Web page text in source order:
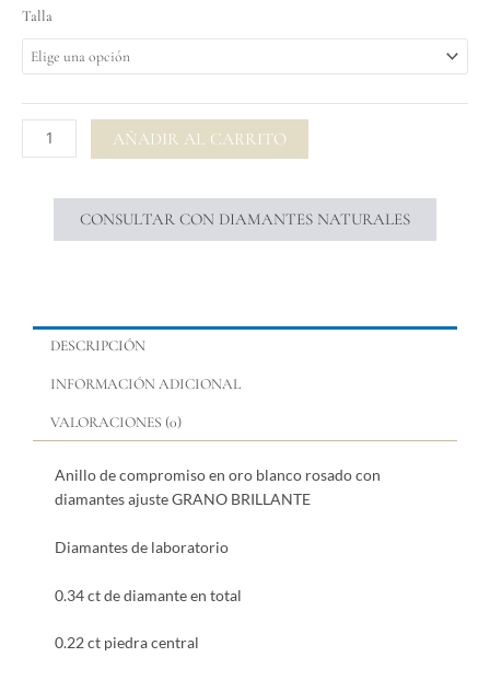
$
Talla
Anillo
de
compromiso
oro
blanco
rosado
diamantes
AÑADIR AL CARRITO
CONSULTAR CON DIAMANTES NATURALES
DESCRIPCIÓN
INFORMACIÓN ADICIONAL
VALORACIONES (0)
Anillo de compromiso en oro blanco rosado con
diamantes ajuste GRANO BRILLANTE
Diamantes de laboratorio
0.34 ct de diamante en total
0.22 ct piedra central